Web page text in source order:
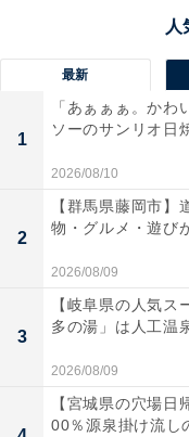
最新
1
「あぁぁぁ。かわ
ソーのサンリオ日
2026/08/10
2
【群馬県藤岡市】
物・グルメ・遊び
2026/08/09
3
【岐阜県の人気
多の湯」は人工温
2026/08/09
【宮城県の穴場日
00％源泉掛け流し